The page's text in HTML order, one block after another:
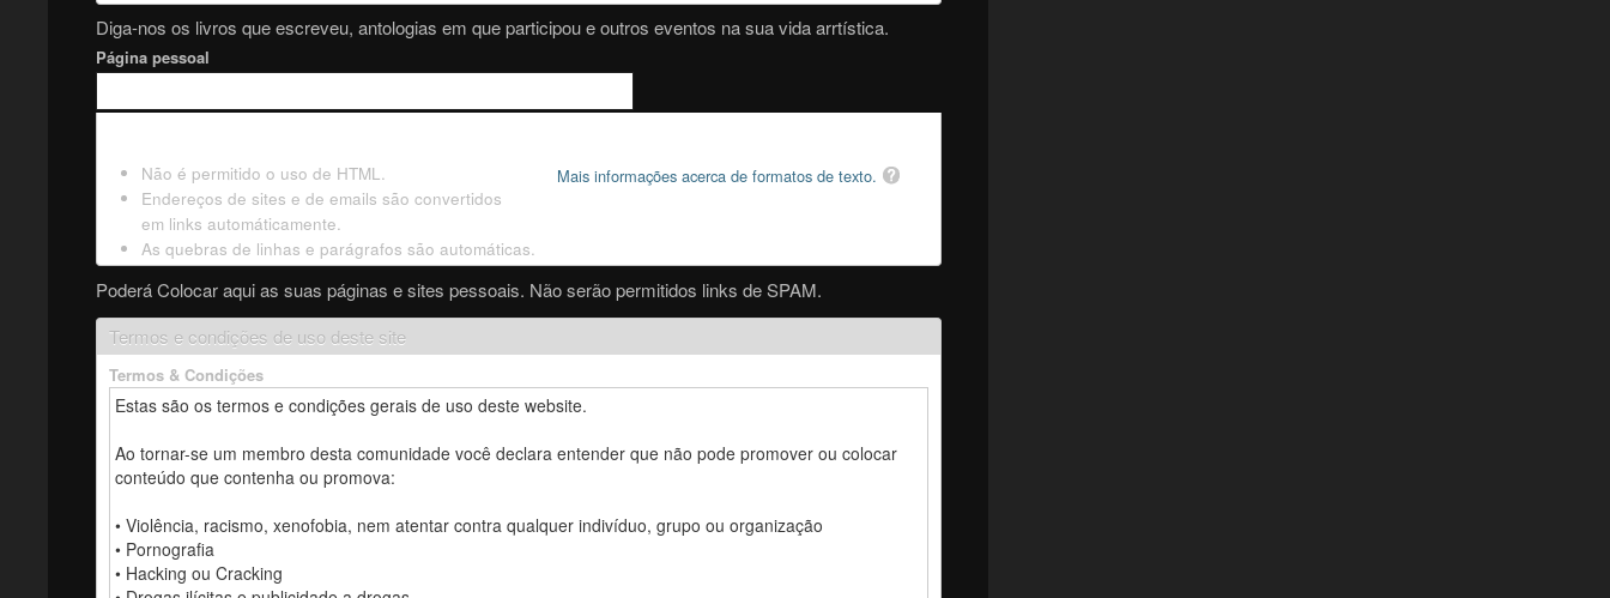
Diga-nos os livros que escreveu, antologias em que participou e outros eventos na sua vida arrtística.
Página pessoal
Mais informações acerca de formatos de texto.
Não é permitido o uso de HTML.
Endereços de sites e de emails são convertidos
em links automáticamente.
As quebras de linhas e parágrafos são automáticas.
Poderá Colocar aqui as suas páginas e sites pessoais. Não serão permitidos links de SPAM.
Termos e condições de uso deste site
Termos & Condições